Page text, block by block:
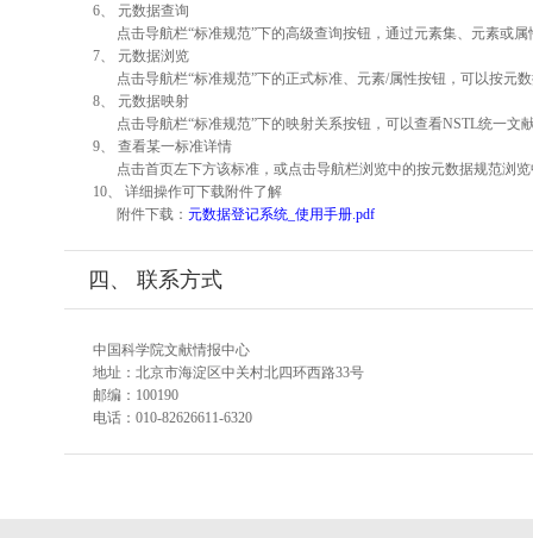
6、 元数据查询
点击导航栏“标准规范”下的高级查询按钮，通过元素集、元素或
7、 元数据浏览
点击导航栏“标准规范”下的正式标准、元素/属性按钮，可以按元
8、 元数据映射
点击导航栏“标准规范”下的映射关系按钮，可以查看NSTL统一文
9、 查看某一标准详情
点击首页左下方该标准，或点击导航栏浏览中的按元数据规范浏
10、 详细操作可下载附件了解
附件下载： 元数据登记系统_使用手册.pdf
四、 联系方式
中国科学院文献情报中心
地址：北京市海淀区中关村北四环西路33号
邮编：100190
电话：010-82626611-6320